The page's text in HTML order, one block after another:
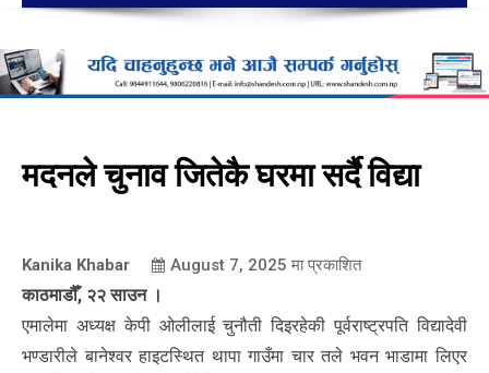
मदनले चुनाव जितेकै घरमा सर्दै विद्या
Kanika Khabar August 7, 2025 मा प्रकाशित
काठमाडौँ, २२ साउन ।
एमालेमा अध्यक्ष केपी ओलीलाई चुनौती दिइरहेकी पूर्वराष्ट्रपति विद्यादेवी
भण्डारीले बानेश्वर हाइटस्थित थापा गाउँमा चार तले भवन भाडामा लिएर